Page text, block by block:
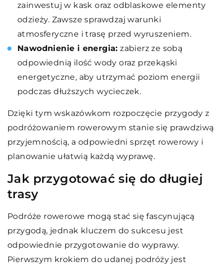
zainwestuj w kask oraz odblaskowe elementy
odzieży. Zawsze sprawdzaj warunki
atmosferyczne i trasę przed wyruszeniem.
Nawodnienie i energia: zabierz ze sobą
odpowiednią ilość wody oraz przekąski
energetyczne, aby utrzymać poziom energii
podczas dłuższych wycieczek.
Dzięki tym wskazówkom rozpoczęcie przygody z
podróżowaniem rowerowym stanie się prawdziwą
przyjemnością, a odpowiedni sprzęt rowerowy i
planowanie ułatwią każdą wyprawę.
Jak przygotować się do długiej
trasy
Podróże rowerowe mogą stać się fascynującą
przygodą, jednak kluczem do sukcesu jest
odpowiednie przygotowanie do wyprawy.
Pierwszym krokiem do udanej podróży jest